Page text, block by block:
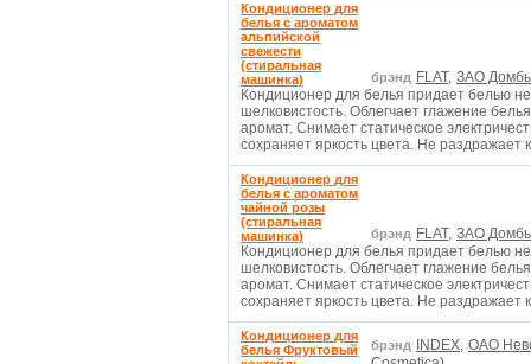
Кондиционер для
белья с ароматом
альпийской
свежести
(стиральная
машинка)
брэнд FLAT, ЗАО
Кондиционер для белья придает белью
шелковистость. Облегчает глажение
аромат. Снимает статическое
сохраняет яркость цвета. Не раздражает
Кондиционер для
белья с ароматом
чайной розы
(стиральная
машинка)
брэнд FLAT, ЗАО
Кондиционер для белья придает белью
шелковистость. Облегчает глажение
аромат. Снимает статическое
сохраняет яркость цвета. Не раздражает
Кондиционер для
белья Фруктовый
брэнд INDEX, ОАО